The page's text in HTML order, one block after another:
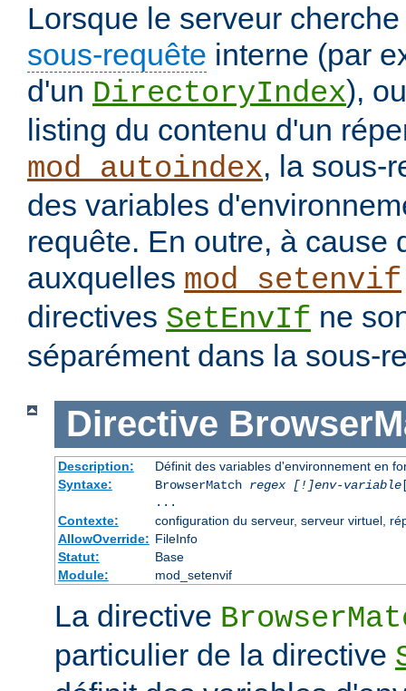
Lorsque le serveur
sous-requête interne (par
d'un DirectoryIndex),
listing du contenu d'un
mod_autoindex, la sous-
des variables
requête. En outre, à cause
auxquelles mod_setenvif
directives SetEnvIf ne
séparément dans la sous-
Directive
Description:
Définit des variables d'environnement en
Syntaxe:
BrowserMatch regex [!]env-variable
...
Contexte:
configuration du serveur, serveur virtuel,
AllowOverride: FileInfo
Statut:
Base
Module:
mod_setenvif
La directive
particulier de la directive